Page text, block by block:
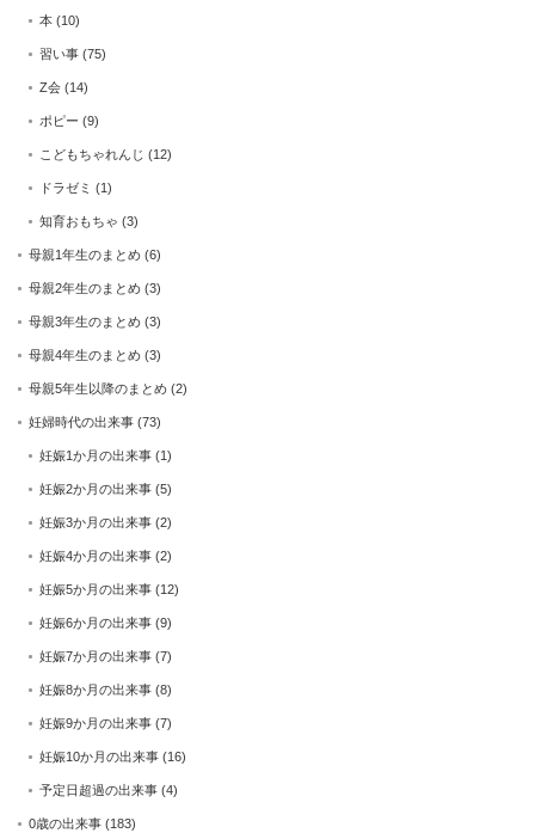
本 (10)
習い事 (75)
Z会 (14)
ポピー (9)
こどもちゃれんじ (12)
ドラゼミ (1)
知育おもちゃ (3)
母親1年生のまとめ (6)
母親2年生のまとめ (3)
母親3年生のまとめ (3)
母親4年生のまとめ (3)
母親5年生以降のまとめ (2)
妊婦時代の出来事 (73)
妊娠1か月の出来事 (1)
妊娠2か月の出来事 (5)
妊娠3か月の出来事 (2)
妊娠4か月の出来事 (2)
妊娠5か月の出来事 (12)
妊娠6か月の出来事 (9)
妊娠7か月の出来事 (7)
妊娠8か月の出来事 (8)
妊娠9か月の出来事 (7)
妊娠10か月の出来事 (16)
予定日超過の出来事 (4)
0歳の出来事 (183)